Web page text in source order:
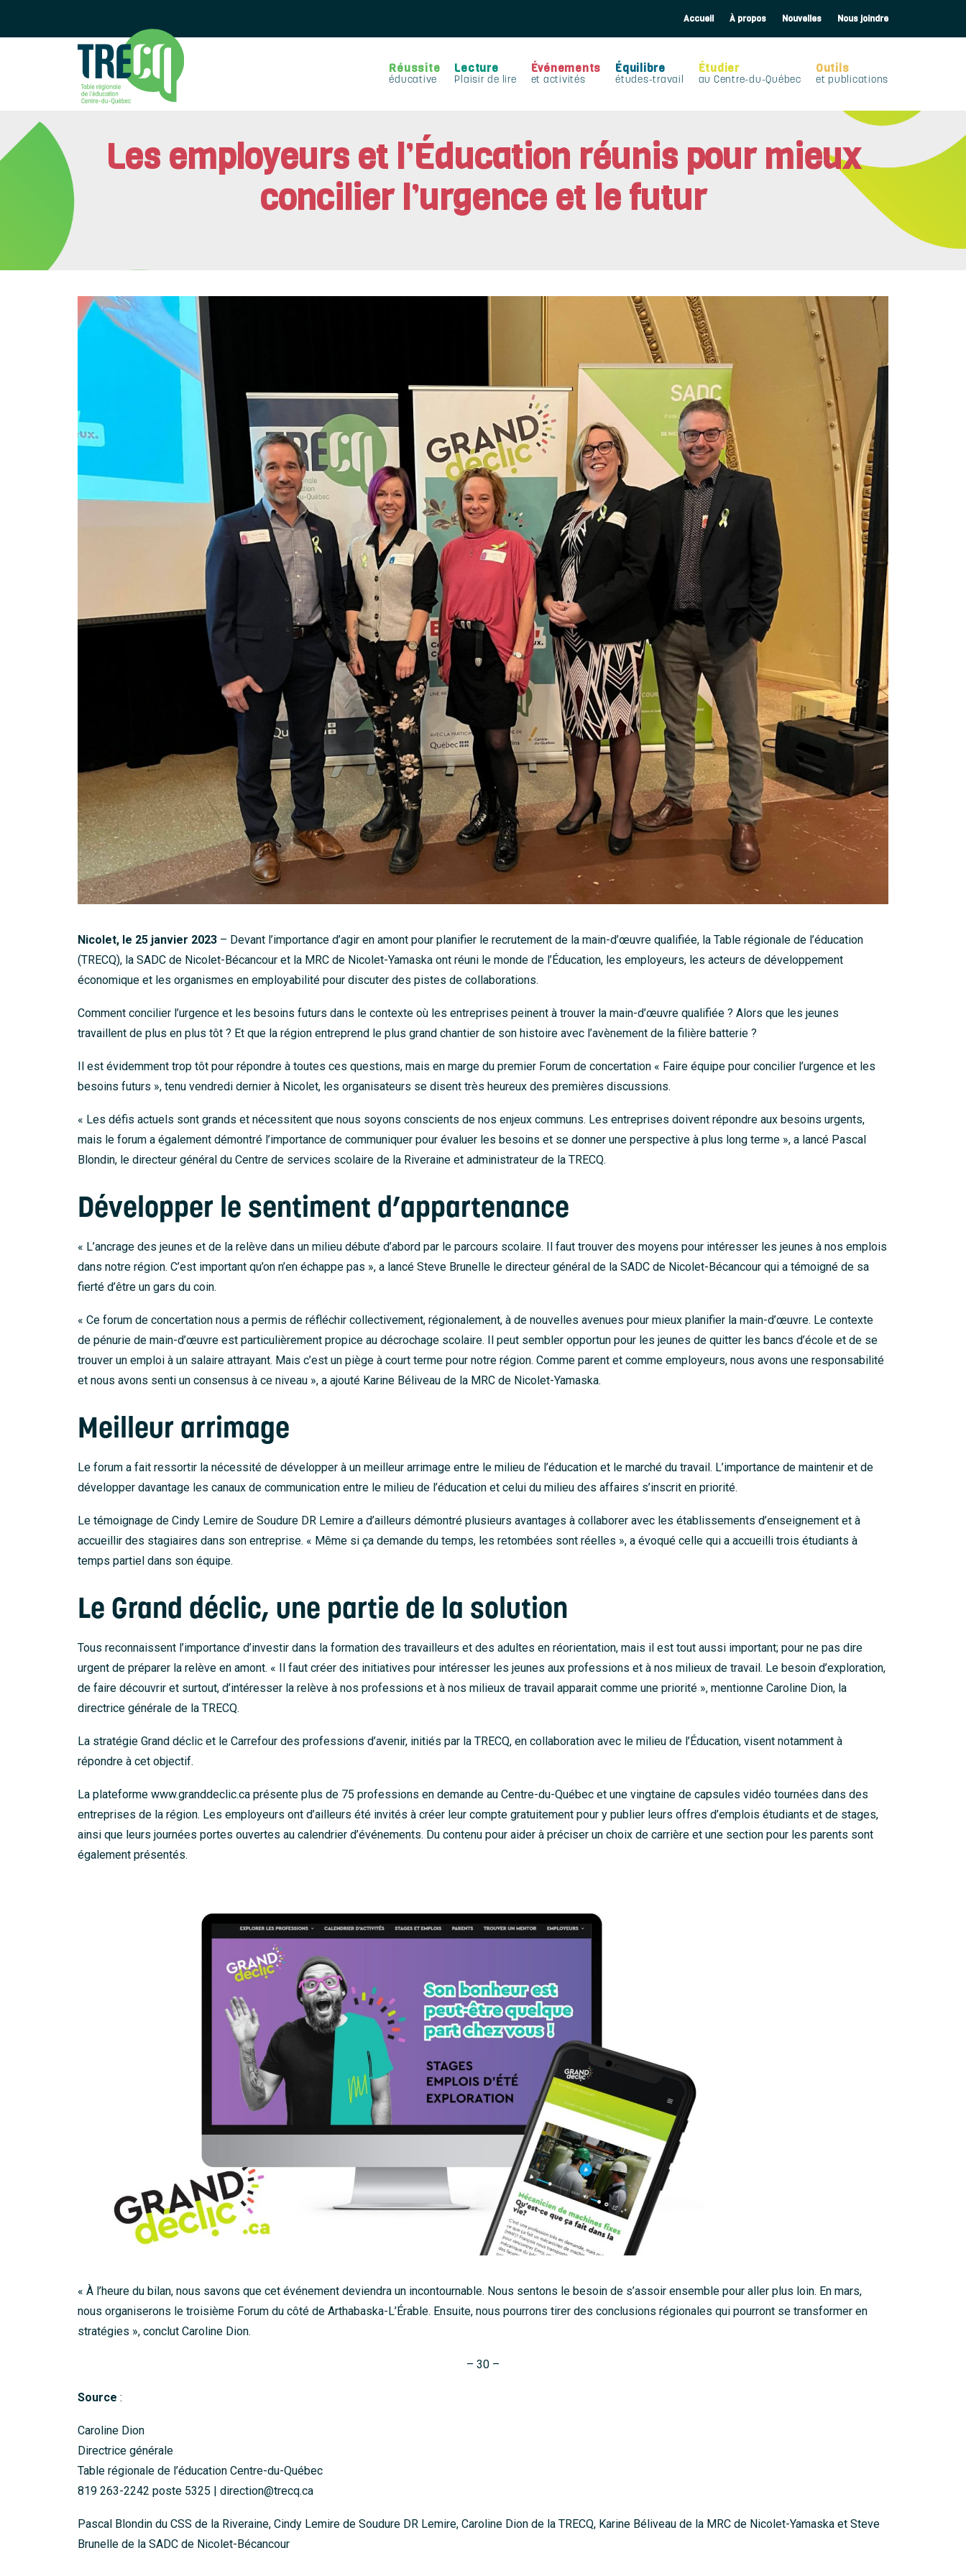
Accueil À propos Nouvelles Nous joindre
Réussite
éducative
Lecture
Plaisir de lire
Événements
et activités
Équilibre
études-travail
Étudier
au Centre-du-Québec
Outils
et publications
Les employeurs et l’Éducation réunis pour mieux
concilier l’urgence et le futur
Nicolet, le 25 janvier 2023 – Devant l’importance d’agir en amont pour planifier le recrutement de la main-d’œuvre qualifiée, la Table régionale de l’éducation
(TRECQ), la SADC de Nicolet-Bécancour et la MRC de Nicolet-Yamaska ont réuni le monde de l’Éducation, les employeurs, les acteurs de développement
économique et les organismes en employabilité pour discuter des pistes de collaborations.
Comment concilier l’urgence et les besoins futurs dans le contexte où les entreprises peinent à trouver la main-d’œuvre qualifiée ? Alors que les jeunes
travaillent de plus en plus tôt ? Et que la région entreprend le plus grand chantier de son histoire avec l’avènement de la filière batterie ?
Il est évidemment trop tôt pour répondre à toutes ces questions, mais en marge du premier Forum de concertation « Faire équipe pour concilier l’urgence et les
besoins futurs », tenu vendredi dernier à Nicolet, les organisateurs se disent très heureux des premières discussions.
« Les défis actuels sont grands et nécessitent que nous soyons conscients de nos enjeux communs. Les entreprises doivent répondre aux besoins urgents,
mais le forum a également démontré l’importance de communiquer pour évaluer les besoins et se donner une perspective à plus long terme », a lancé Pascal
Blondin, le directeur général du Centre de services scolaire de la Riveraine et administrateur de la TRECQ.
Développer le sentiment d’appartenance
« L’ancrage des jeunes et de la relève dans un milieu débute d’abord par le parcours scolaire. Il faut trouver des moyens pour intéresser les jeunes à nos emplois
dans notre région. C’est important qu’on n’en échappe pas », a lancé Steve Brunelle le directeur général de la SADC de Nicolet-Bécancour qui a témoigné de sa
fierté d’être un gars du coin.
« Ce forum de concertation nous a permis de réfléchir collectivement, régionalement, à de nouvelles avenues pour mieux planifier la main-d’œuvre. Le contexte
de pénurie de main-d’œuvre est particulièrement propice au décrochage scolaire. Il peut sembler opportun pour les jeunes de quitter les bancs d’école et de se
trouver un emploi à un salaire attrayant. Mais c’est un piège à court terme pour notre région. Comme parent et comme employeurs, nous avons une responsabilité
et nous avons senti un consensus à ce niveau », a ajouté Karine Béliveau de la MRC de Nicolet-Yamaska.
Meilleur arrimage
Le forum a fait ressortir la nécessité de développer à un meilleur arrimage entre le milieu de l’éducation et le marché du travail. L’importance de maintenir et de
développer davantage les canaux de communication entre le milieu de l’éducation et celui du milieu des affaires s’inscrit en priorité.
Le témoignage de Cindy Lemire de Soudure DR Lemire a d’ailleurs démontré plusieurs avantages à collaborer avec les établissements d’enseignement et à
accueillir des stagiaires dans son entreprise. « Même si ça demande du temps, les retombées sont réelles », a évoqué celle qui a accueilli trois étudiants à
temps partiel dans son équipe.
Le Grand déclic, une partie de la solution
Tous reconnaissent l’importance d’investir dans la formation des travailleurs et des adultes en réorientation, mais il est tout aussi important; pour ne pas dire
urgent de préparer la relève en amont. « Il faut créer des initiatives pour intéresser les jeunes aux professions et à nos milieux de travail. Le besoin d’exploration,
de faire découvrir et surtout, d’intéresser la relève à nos professions et à nos milieux de travail apparait comme une priorité », mentionne Caroline Dion, la
directrice générale de la TRECQ.
La stratégie Grand déclic et le Carrefour des professions d’avenir, initiés par la TRECQ, en collaboration avec le milieu de l’Éducation, visent notamment à
répondre à cet objectif.
La plateforme www.granddeclic.ca présente plus de 75 professions en demande au Centre-du-Québec et une vingtaine de capsules vidéo tournées dans des
entreprises de la région. Les employeurs ont d’ailleurs été invités à créer leur compte gratuitement pour y publier leurs offres d’emplois étudiants et de stages,
ainsi que leurs journées portes ouvertes au calendrier d’événements. Du contenu pour aider à préciser un choix de carrière et une section pour les parents sont
également présentés.
« À l’heure du bilan, nous savons que cet événement deviendra un incontournable. Nous sentons le besoin de s’assoir ensemble pour aller plus loin. En mars,
nous organiserons le troisième Forum du côté de Arthabaska-L’Érable. Ensuite, nous pourrons tirer des conclusions régionales qui pourront se transformer en
stratégies », conclut Caroline Dion.
– 30 –
Source :
Caroline Dion
Directrice générale
Table régionale de l’éducation Centre-du-Québec
819 263-2242 poste 5325 | direction@trecq.ca
Pascal Blondin du CSS de la Riveraine, Cindy Lemire de Soudure DR Lemire, Caroline Dion de la TRECQ, Karine Béliveau de la MRC de Nicolet-Yamaska et Steve
Brunelle de la SADC de Nicolet-Bécancour